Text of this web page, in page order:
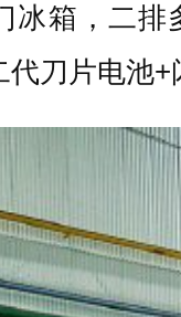
冰箱，二
刀片电池+